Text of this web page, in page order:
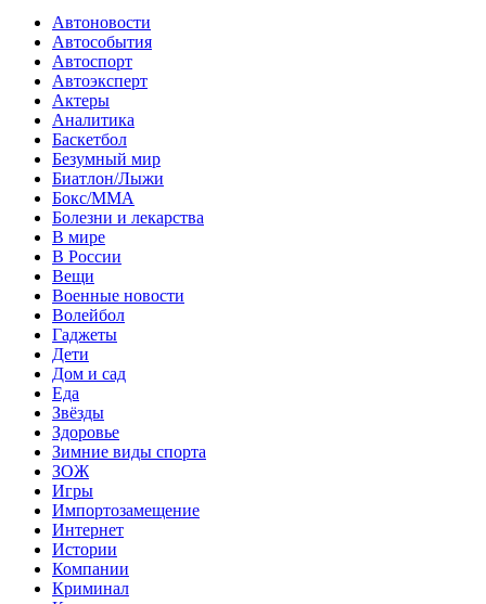
Автоновости
Автособытия
Автоспорт
Автоэксперт
Актеры
Аналитика
Баскетбол
Безумный мир
Биатлон/Лыжи
Бокс/MMA
Болезни и лекарства
В мире
В России
Вещи
Военные новости
Волейбол
Гаджеты
Дети
Дом и сад
Еда
Звёзды
Здоровье
Зимние виды спорта
ЗОЖ
Игры
Импортозамещение
Интернет
Истории
Компании
Криминал